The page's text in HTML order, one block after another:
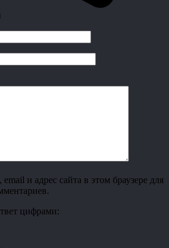
и адрес сайта в этом браузере для
цифрами: